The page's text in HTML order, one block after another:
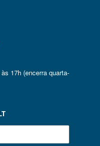
17h (encerra quarta-